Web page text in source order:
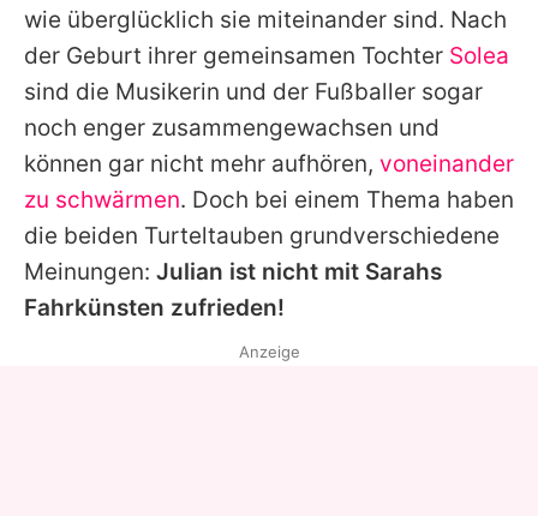
Nutzungsbedingungen
Utiq verwalten
wie überglücklich sie miteinander sind. Nach
der Geburt ihrer gemeinsamen Tochter Solea
sind die Musikerin und der Fußballer sogar
noch enger zusammengewachsen und
können gar nicht mehr aufhören, voneinander
zu schwärmen. Doch bei einem Thema haben
die beiden Turteltauben grundverschiedene
Meinungen: Julian ist nicht mit Sarahs
Fahrkünsten zufrieden!
Anzeige